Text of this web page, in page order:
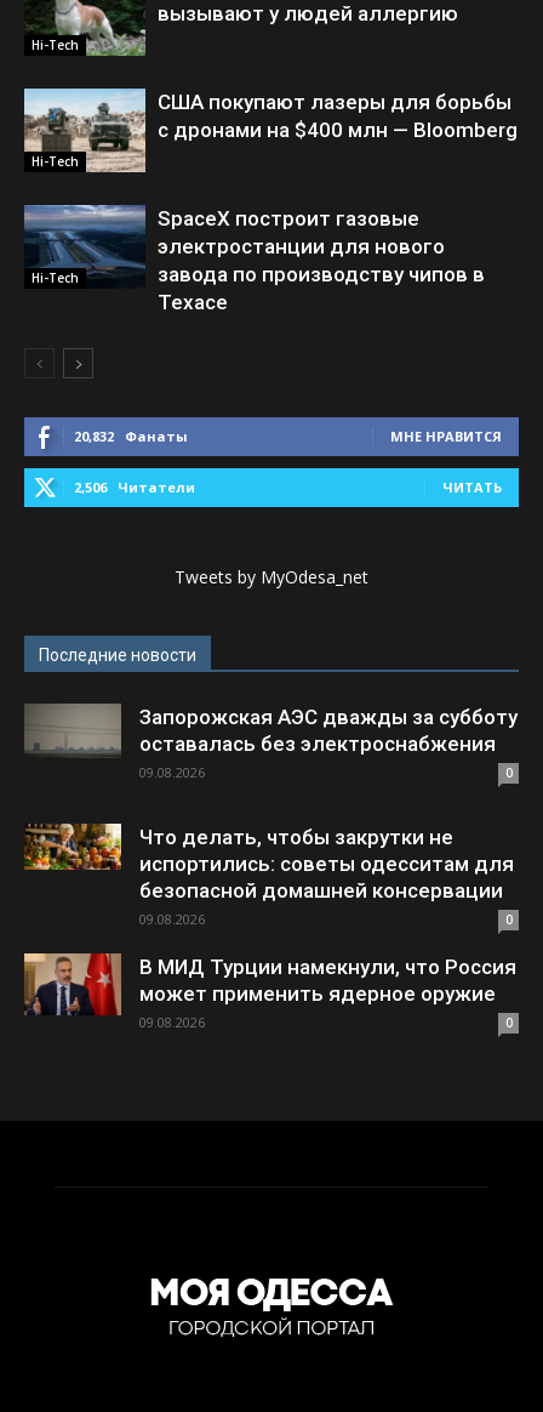
Hi-Tech
вызывают у людей аллергию
Hi-Tech
США покупают лазеры для борьбы
с дронами на $400 млн — Bloomberg
Hi-Tech
SpaceX построит газовые
электростанции для нового
завода по производству чипов в
Техасе
20,832 Фанаты МНЕ НРАВИТСЯ
2,506 Читатели ЧИТАТЬ
Tweets by MyOdesa_net
Последние новости
Запорожская АЭС дважды за субботу
оставалась без электроснабжения
09.08.2026 0
Что делать, чтобы закрутки не
испортились: советы одесситам для
безопасной домашней консервации
09.08.2026 0
В МИД Турции намекнули, что Россия
может применить ядерное оружие
09.08.2026 0